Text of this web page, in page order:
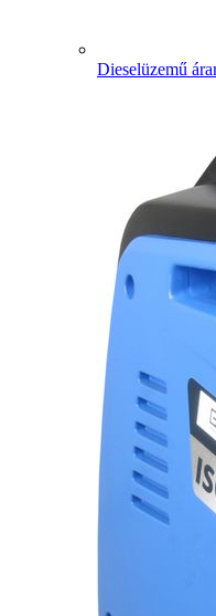
Dieselüzemű